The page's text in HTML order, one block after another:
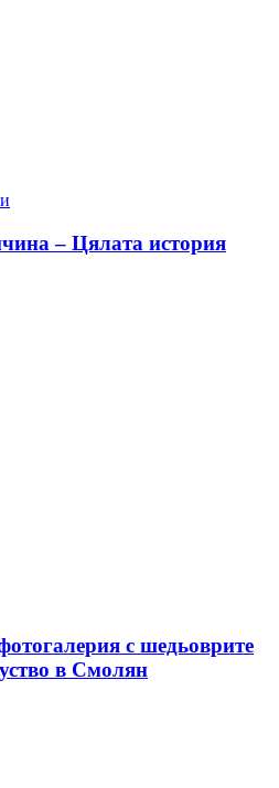
– Цялата история
с шедьоврите
в Смолян